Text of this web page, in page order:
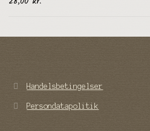
Handelsbetingelser
Persondatapolitik